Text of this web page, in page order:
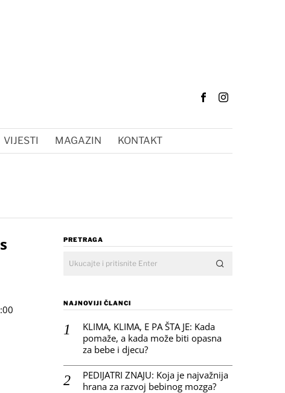
VIJESTI MAGAZIN KONTAKT
PRETRAGA
NAJNOVIJI ČLANCI
KLIMA, KLIMA, E PA ŠTA JE: Kada
pomaže, a kada može biti opasna
za bebe i djecu?
PEDIJATRI ZNAJU: Koja je najvažnija
hrana za razvoj bebinog mozga?